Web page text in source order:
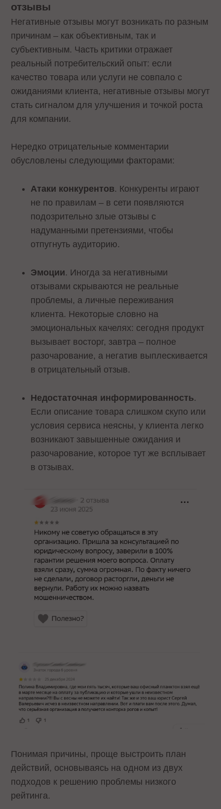
отзывы
Негативные отзывы могут возникать по разным
причинам – как объективным, так и
субъективным. Часть критики отражает
реальный потребительский опыт: если
качество товара или услуги не совпало с
ожиданиями клиента, негативные отзывы могут
стать сигналом для улучшения и точкой роста
для компании.
Нередко отрицательные комментарии
обусловлены следующими факторами:
Атаки конкурентов. Конкуренты играют
не по правилам – в сети появляются
подозрительно злые отзывы с
надуманными претензиями, чтобы
отпугнуть аудиторию.
Эмоции. Иногда за негативными
отзывами скрываются не реальные
проблемы, а личные переживания
клиента. Некоторые словно на
эмоциональных качелях: сегодня продукт
вызывает восторг, завтра – полное
разочарование, а негатив выплескивается
в отрицательный отзыв.
Недостаточная информированность.
Если описание товара слишком скупо или
условия сервиса неясны, у клиента легко
возникают завышенные ожидания и
разочарование, которое тут же всплывает
в отзывах.
Понимая причины, проще выстроить план
действий, основываясь на одном из двух
подходов к решению проблемы низкого
рейтинга.